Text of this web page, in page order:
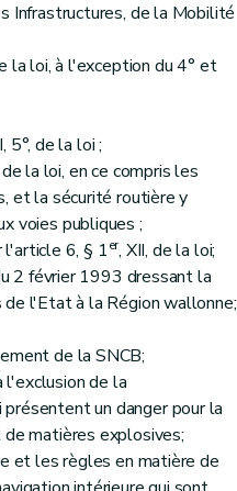
Infrastructures, de la Mobilité
la loi, à l'exception du 4° et
5°, de la loi ;
de la loi, en ce compris les
et la sécurité routière y
voies publiques ;
l'article 6, § 1er, XII, de la loi;
2 février 1993 dressant la
l'Etat à la Région wallonne;
de la SNCB;
l'exclusion de la
un danger pour la
matières explosives;
et les règles en matière de